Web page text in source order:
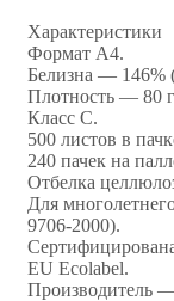
Характеристики
Формат А4.
Белизна — 146%
Плотность — 80
Класс С.
500 листов в
240 пачек на
Отбелка
Для
9706-2000).
EU Ecolabel.
Производитель